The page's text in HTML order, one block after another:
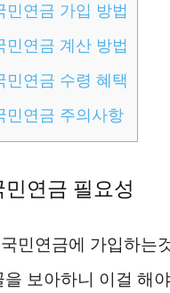
민연금 가입 방법
민연금 계산 방법
민연금 수령 혜택
민연금 주의사항
연금 필요성
민연금에 가입하는
보아하니 이걸 해